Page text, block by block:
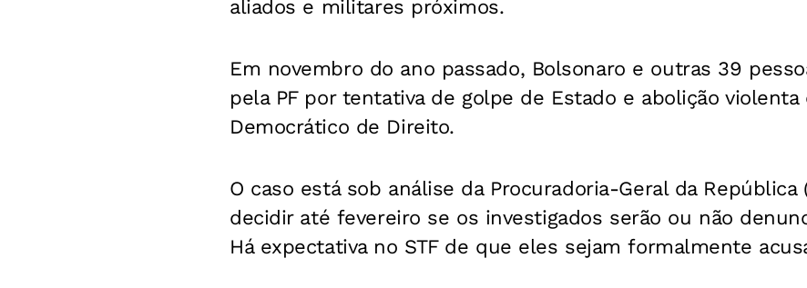
aliados e militares próximos.
Em novembro do ano passado, Bolsonaro e outras 39
pela PF por tentativa de golpe de Estado e abolição violenta
Democrático de Direito.
O caso está sob análise da Procuradoria-Geral da República
decidir até fevereiro se os investigados serão ou não
Há expectativa no STF de que eles sejam formalmente